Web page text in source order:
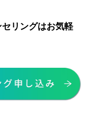
リングはお気軽